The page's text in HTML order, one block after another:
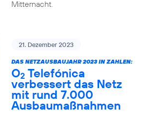
Mitternacht.
21. Dezember 2023
DAS NETZAUSBAUJAHR 2023 IN ZAHLEN:
O2 Telefónica
verbessert das Netz
mit rund 7.000
Ausbaumaßnahmen